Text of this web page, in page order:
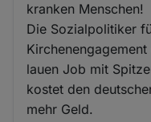
kranken Menschen!
Die Sozialpolitiker
lauen Job mit
kostet den
mehr Geld.